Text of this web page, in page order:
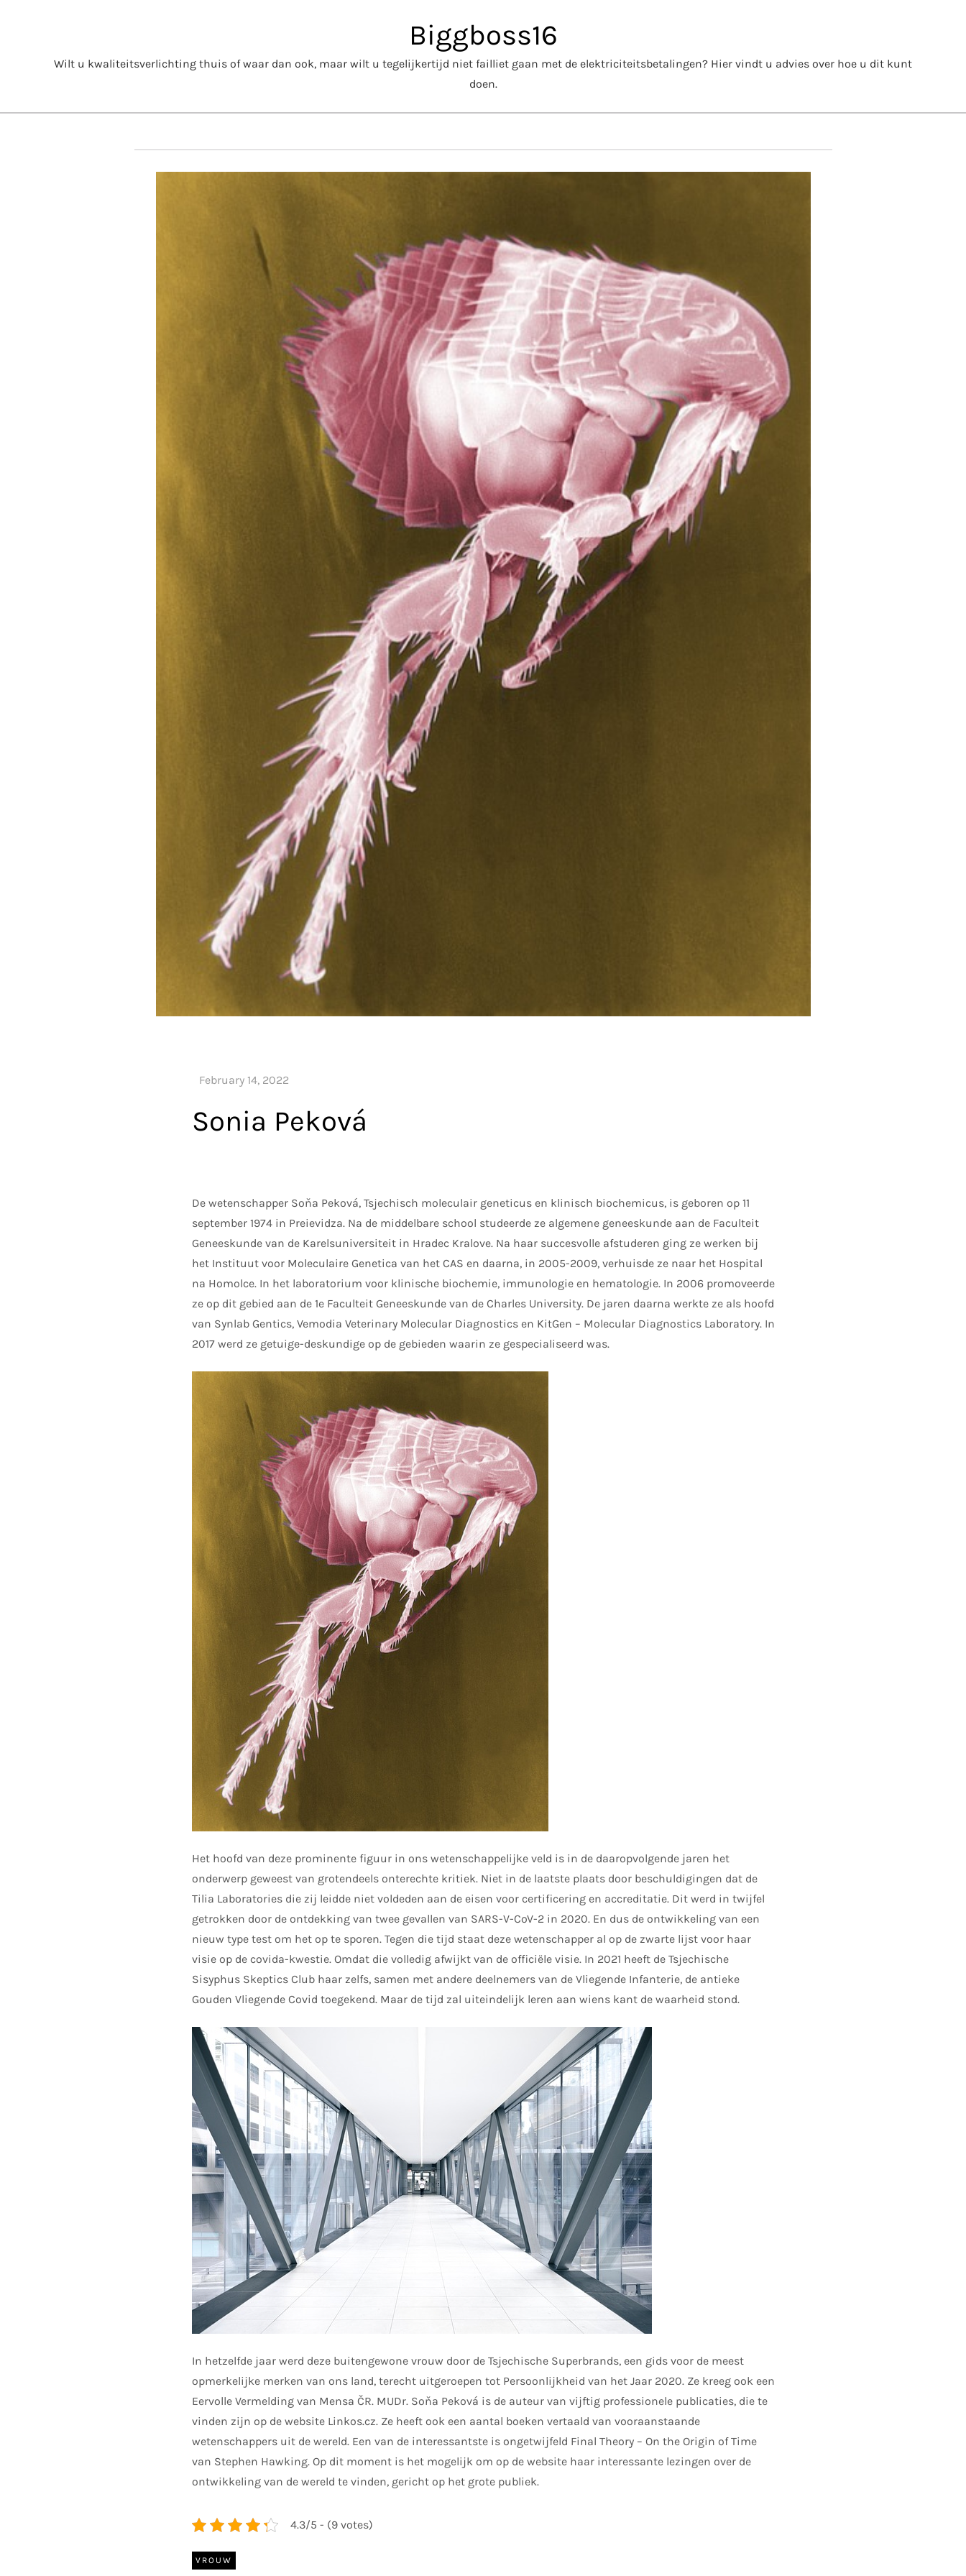
Biggboss16
Wilt u kwaliteitsverlichting thuis of waar dan ook, maar wilt u tegelijkertijd niet failliet gaan met de elektriciteitsbetalingen? Hier vindt u advies over hoe u dit kunt
doen.
Sonia Peková
De wetenschapper Soňa Peková, Tsjechisch moleculair geneticus en klinisch biochemicus, is geboren op 11
september 1974 in Preievidza. Na de middelbare school studeerde ze algemene geneeskunde aan de Faculteit
Geneeskunde van de Karelsuniversiteit in Hradec Kralove. Na haar succesvolle afstuderen ging ze werken bij
het Instituut voor Moleculaire Genetica van het CAS en daarna, in 2005-2009, verhuisde ze naar het Hospital
na Homolce. In het laboratorium voor klinische biochemie, immunologie en hematologie. In 2006 promoveerde
ze op dit gebied aan de 1e Faculteit Geneeskunde van de Charles University. De jaren daarna werkte ze als hoofd
van Synlab Gentics, Vemodia Veterinary Molecular Diagnostics en KitGen – Molecular Diagnostics Laboratory. In
2017 werd ze getuige-deskundige op de gebieden waarin ze gespecialiseerd was.
Het hoofd van deze prominente figuur in ons wetenschappelijke veld is in de daaropvolgende jaren het
onderwerp geweest van grotendeels onterechte kritiek. Niet in de laatste plaats door beschuldigingen dat de
Tilia Laboratories die zij leidde niet voldeden aan de eisen voor certificering en accreditatie. Dit werd in twijfel
getrokken door de ontdekking van twee gevallen van SARS-V-CoV-2 in 2020. En dus de ontwikkeling van een
nieuw type test om het op te sporen. Tegen die tijd staat deze wetenschapper al op de zwarte lijst voor haar
visie op de covida-kwestie. Omdat die volledig afwijkt van de officiële visie. In 2021 heeft de Tsjechische
Sisyphus Skeptics Club haar zelfs, samen met andere deelnemers van de Vliegende Infanterie, de antieke
Gouden Vliegende Covid toegekend. Maar de tijd zal uiteindelijk leren aan wiens kant de waarheid stond.
In hetzelfde jaar werd deze buitengewone vrouw door de Tsjechische Superbrands, een gids voor de meest
opmerkelijke merken van ons land, terecht uitgeroepen tot Persoonlijkheid van het Jaar 2020. Ze kreeg ook een
Eervolle Vermelding van Mensa ČR. MUDr. Soňa Peková is de auteur van vijftig professionele publicaties, die te
vinden zijn op de website Linkos.cz. Ze heeft ook een aantal boeken vertaald van vooraanstaande
wetenschappers uit de wereld. Een van de interessantste is ongetwijfeld Final Theory – On the Origin of Time
van Stephen Hawking. Op dit moment is het mogelijk om op de website haar interessante lezingen over de
ontwikkeling van de wereld te vinden, gericht op het grote publiek.
4.3/5 - (9 votes)
VROUW